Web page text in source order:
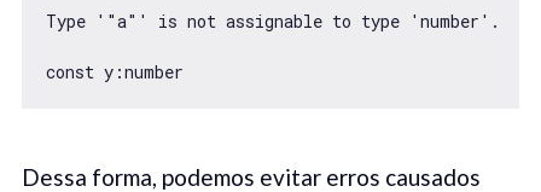
Type '"a"' is not assignable to type 'number'.
const y:number
Dessa forma, podemos evitar erros causados